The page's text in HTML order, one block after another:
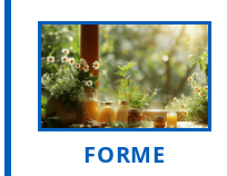
FORME